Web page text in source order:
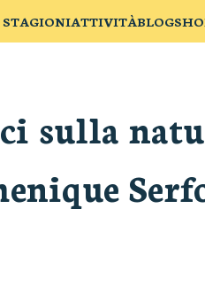
STAGIONIATTIVITÀBLOG
sulla